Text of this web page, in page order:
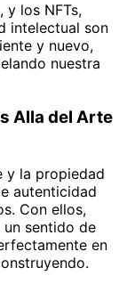
y los NFTs,
intelectual son
y nuevo,
nuestra
Alla del Arte
y la propiedad
autenticidad
Con ellos,
sentido de
en